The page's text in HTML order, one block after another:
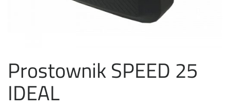
Prostownik SPEED 25
IDEAL